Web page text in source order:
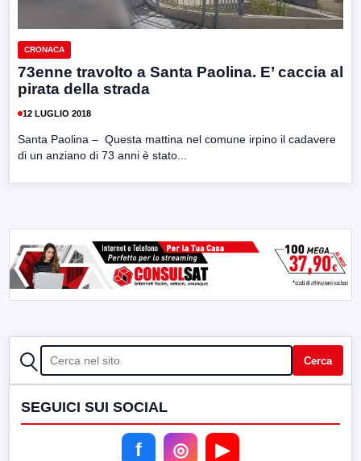
CRONACA
73enne travolto a Santa Paolina. E’ caccia al
pirata della strada
12 LUGLIO 2018
Santa Paolina – Questa mattina nel comune irpino il cadavere
di un anziano di 73 anni è stato...
CERCA Cerca
SEGUICI SUI SOCIAL
f ◎ ▶